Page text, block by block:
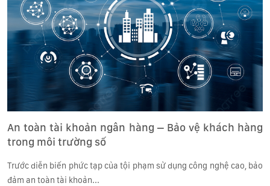
An toàn tài khoản ngân hàng – Bảo vệ khách hàng
trong môi trường số
Trước diễn biến phức tạp của tội phạm sử dụng công nghệ cao, bảo
đảm an toàn tài khoản...